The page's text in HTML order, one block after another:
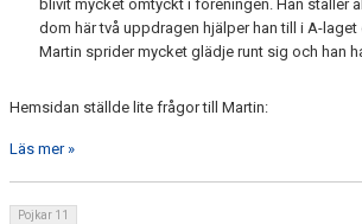
blivit mycket omtyckt i föreningen. Han ställer
dom här två uppdragen hjälper han till i A-laget
Martin sprider mycket glädje runt sig och han
Hemsidan ställde lite frågor till Martin:
Läs mer »
Pojkar 11